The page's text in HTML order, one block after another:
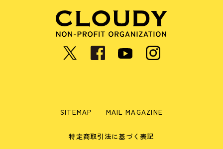
SITEMAP MAIL MAGAZINE
特定商取引法に基づく表記